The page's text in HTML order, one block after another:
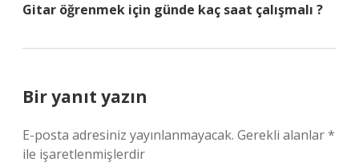
Gitar öğrenmek için günde kaç saat çalışmalı ?
Bir yanıt yazın
E-posta adresiniz yayınlanmayacak. Gerekli alanlar*
ile işaretlenmişlerdir